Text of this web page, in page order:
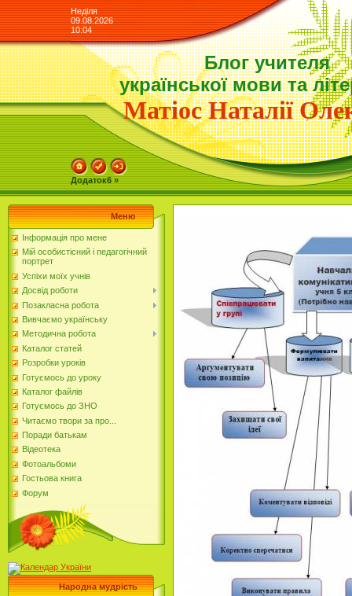
Неділя
09.08.2026
10:04
Блог учителя
української мови та
Матіос Наталії
Додаток6 »
Меню
Інформація про мене
Мій особистісний і педагогічний
портрет
Успіхи моїх учнів
Досвід роботи
Позакласна робота
Вивчаємо українську
Методична робота
Каталог статей
Розробки уроків
Готуємось до уроку
Каталог файлів
Готуємось до ЗНО
Читаємо твори за про...
Поради батькам
Відеотека
Фотоальбоми
Гостьова книга
Форум
Народна мудрість